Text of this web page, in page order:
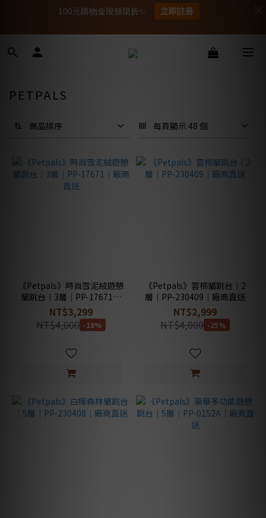
PETPALS
商品排序 每頁顯示 48 個
《Petpals》時尚雪泥絨遊憩
貓跳台｜3層｜PP-17671｜
廠商直送
NT$3,299
NT$4,000 -18%
《Petpals》雲棉貓跳台｜2
層｜PP-230409｜廠商直送
NT$2,999
NT$4,000 -25%
100元購物金現領現折✨ 立即註冊